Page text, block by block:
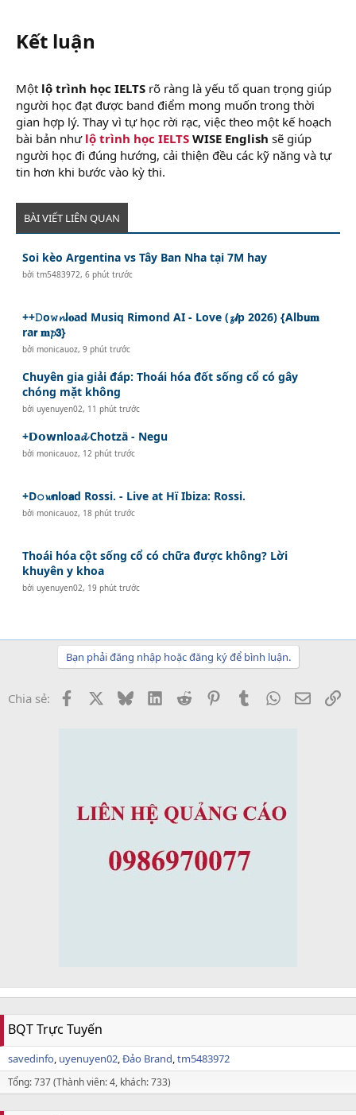
Kết luận​
Một lộ trình học IELTS rõ ràng là yếu tố quan trọng giúp
người học đạt được band điểm mong muốn trong thời
gian hợp lý. Thay vì tự học rời rạc, việc theo một kế hoạch
bài bản như lộ trình học IELTS WISE English sẽ giúp
người học đi đúng hướng, cải thiện đều các kỹ năng và tự
tin hơn khi bước vào kỳ thi.
BÀI VIẾT LIÊN QUAN
Soi kèo Argentina vs Tây Ban Nha tại 7M hay
bởitm5483972,6 phút trước
++𝙳o𝚠𝓷l𝐨ad Musiq Rimond AI - Love (𝔃𝙞p 2026) {Alb𝘂𝐦
ra𝗿 𝐦𝓹𝟯}
bởimonicauoz,9 phút trước
Chuyên gia giải đáp: Thoái hóa đốt sống cổ có gây
chóng mặt không
bởiuyenuyen02, 11 phút trước
+𝗗𝗼𝘄nloa𝓭 Chotzä - Negu
bởimonicauoz, 12 phút trước
+D𝚘𝔀𝗻lo𝗮d Rossi. - Live at Hï Ibiza: Rossi.
bởimonicauoz, 18 phút trước
Thoái hóa cột sống cổ có chữa được không? Lời
khuyên y khoa
bởiuyenuyen02, 19 phút trước
Bạn phải đăng nhập hoặc đăng ký để bình luận.
Chia sẻ: Facebook BlueskyLinkedInReddit PinterestTumblrWhatsApp
Email
BQT Trực Tuyến
savedinfo uyenuyen02 Đảo Brand tm5483972
Tổng: 737 (Thành viên: 4, khách: 733)